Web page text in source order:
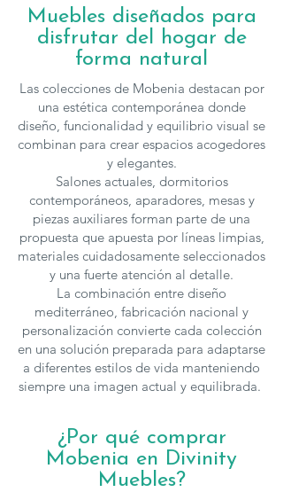
Muebles diseñados para
disfrutar del hogar de
forma natural
Las colecciones de Mobenia destacan por
una estética contemporánea donde
diseño, funcionalidad y equilibrio visual se
combinan para crear espacios acogedores
y elegantes.
Salones actuales, dormitorios
contemporáneos, aparadores, mesas y
piezas auxiliares forman parte de una
propuesta que apuesta por líneas limpias,
materiales cuidadosamente seleccionados
y una fuerte atención al detalle.
La combinación entre diseño
mediterráneo, fabricación nacional y
personalización convierte cada colección
en una solución preparada para adaptarse
a diferentes estilos de vida manteniendo
siempre una imagen actual y equilibrada.
¿Por qué comprar
Mobenia en Divinity
Muebles?